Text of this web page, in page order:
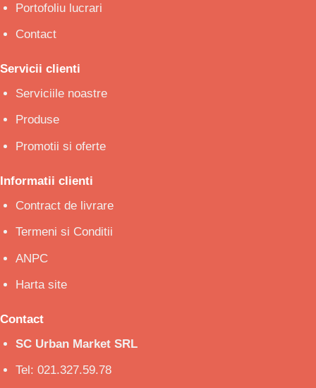
Portofoliu lucrari
Contact
Servicii clienti
Serviciile noastre
Produse
Promotii si oferte
Informatii clienti
Contract de livrare
Termeni si Conditii
ANPC
Harta site
Contact
SC Urban Market SRL
Tel: 021.327.59.78